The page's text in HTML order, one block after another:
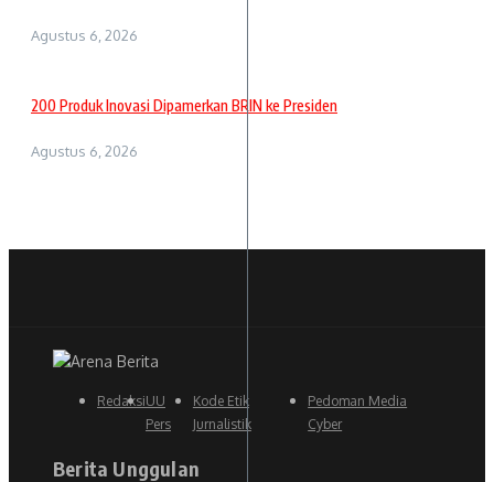
Agustus 6, 2026
200 Produk Inovasi Dipamerkan BRIN ke Presiden
Agustus 6, 2026
RedaksiUU
Pers
Kode Etik
Jurnalistik
Pedoman Media
Cyber
Berita Unggulan